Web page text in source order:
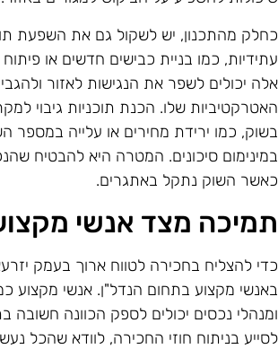
מהתכנון, יש לשקול גם את השפעת
כמו בניית כבישים חדשים או פיתוח
יכולים לשפר את הנגישות לאזור
שלו. הכנת תוכניות גיבוי
כמו ירידת מחירים או עלייה במספר
סיכונים. המטרה היא להבטיח
השוק נתקל באתגרים.
מצד אנשי
להצליח בחכירה לטווח ארוך בעמק
מקצוע בתחום הנדל"ן. אנשי מקצוע כמו
נכסים יכולים לספק הכוונה חשובה
בניתוח חוזי החכירה, לוודא שהכל